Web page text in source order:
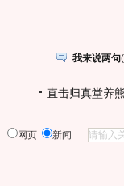
我来说两句(
直击归真堂养
网页 新闻